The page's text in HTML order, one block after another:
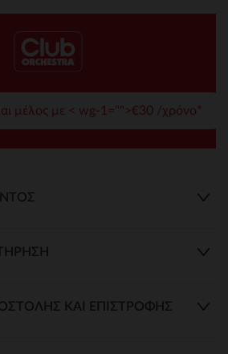
μέλος με < wg-1="">€30 /χρόνο*
ΚΑΙ ΕΠΙΣΤΡΟΦΉΣ